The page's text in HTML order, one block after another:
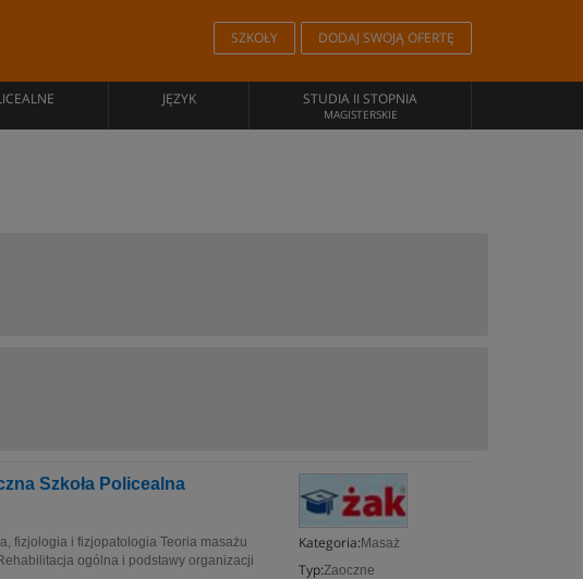
SZKOŁY DODAJ SWOJĄ OFERTĘ
JĘZYK STUDIA II STOPNIA
MAGISTERSKIE
Szkoła Policealna
Kategoria: Masaż
Typ:Zaoczne
fizjologia i fizjopatologia Teoria masażu
ogólna i podstawy organizacji